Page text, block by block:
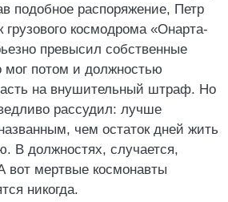
подобное распоряжение, Петр
грузового космодрома «Онарта-
превысил собственные
мог потом и должностью
на внушительный штраф. Но
рассудил: лучше
чем остаток дней жить
В должностях, случается,
вот мертвые космонавты
никогда.